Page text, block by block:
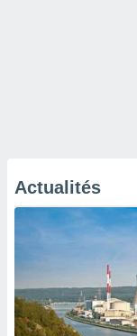
Actualités